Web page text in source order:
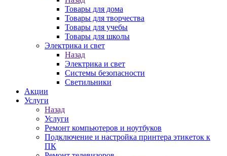
Товары для дома
Товары для творчества
Товары для учебы
Товары для школы
Электрика и свет
Назад
Электрика и свет
Системы безопасности
Светильники
Акции
Услуги
Назад
Услуги
Ремонт компьютеров и ноутбуков
Подключение и настройка принтера этикеток к
ПК